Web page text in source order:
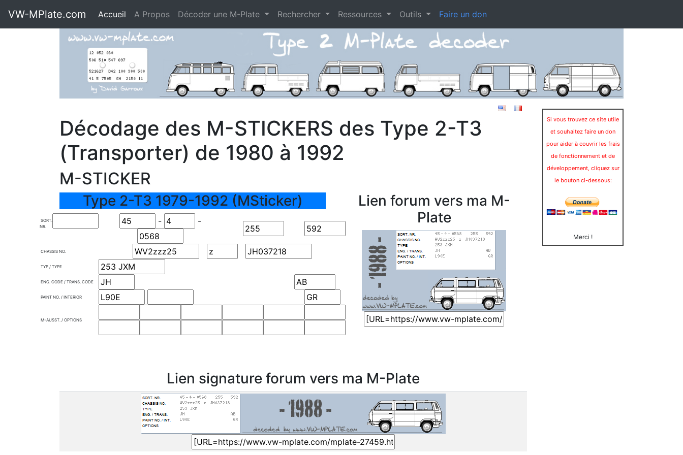
VW-MPlate.com Accueil A Propos Décoder une M-Plate Rechercher Ressources Outils Faire un don
Décodage des M-STICKERS des Type 2-T3
(Transporter) de 1980 à 1992
M-STICKER
Type 2-T3 1979-1992 (MSticker)
SORT.
NR.
- -
CHASSIS NO.
TYP / TYPE
ENG. CODE / TRANS. CODE
PAINT NO. / INTERIOR
M-AUSST. / OPTIONS
Lien forum vers ma M-
Plate
Lien signature forum vers ma M-Plate
Si vous trouvez ce site utile
et souhaitez faire un don
pour aider à couvrir les frais
de fonctionnement et de
développement, cliquez sur
le bouton ci-dessous:
Merci !